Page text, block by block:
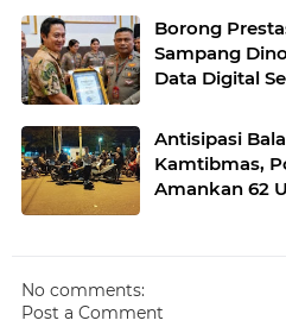
Borong
Sampang
Data Digital
Antisipasi
Kamtibmas,
Amankan 62
No comments:
Post a Comment